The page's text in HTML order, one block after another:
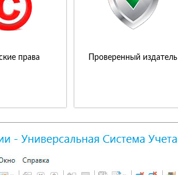
права Проверенный издатель